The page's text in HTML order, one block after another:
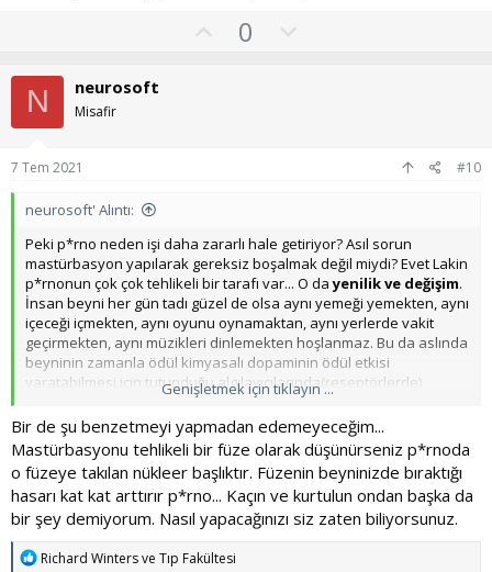
O0
y
l
a
N neurosoft
Misafir
7 Tem 2021 #10
neurosoft' Alıntı:
Peki p*rno neden işi daha zararlı hale getiriyor? Asıl sorun
mastürbasyon yapılarak gereksiz boşalmak değil miydi? Evet Lakin
p*rnonun çok çok tehlikeli bir tarafı var... O dayenilik ve değişim.
İnsan beyni her gün tadı güzel de olsa aynı yemeği yemekten, aynı
içeceği içmekten, aynı oyunu oynamaktan, aynı yerlerde vakit
geçirmekten, aynı müzikleri dinlemekten hoşlanmaz. Bu da aslında
beyninin zamanla ödül kimyasalı dopaminin ödül etkisi
yaratabilmesi için tutunduğu algılayıcılarında(reseptörlerde)
yarattığı etkinin zamanla azalmasından başka bir deyişle
toleranstan kaynaklıdır. Düzenli olarak alkol ve kokain kullanan
bir madde bağımlısının belirli bir zamandan sonra eroin gibi daha
güçlü bir uyuşturucuya geçiş yapmasının da sebebi budur.
P*rnografi ye baktığımız zaman da şunu görüyoruz: Öncelikle ilk
göze çarpan tehlike p*rno filmlerde kullanıcıya gösterilen
kadınların gerçek hayatta bir eşten veya partnerden elde
oldukları halde p*rnografiden kurtulamayan erkekleri çok güzel
Genişletmek için tıklayın ...
Bir de şu benzetmeyi yapmadan edemeyeceğim...
Mastürbasyonu tehlikeli bir füze olarak düşünürseniz p*rnoda
o füzeye takılan nükleer başlıktır. Füzenin beyninizde bıraktığı
hasarı kat kat arttırır p*rno... Kaçın ve kurtulun ondan başka da
bir şey demiyorum. Nasıl yapacağınızı siz zaten biliyorsunuz.
T
Richard Wintersve Tıp Fakültesi